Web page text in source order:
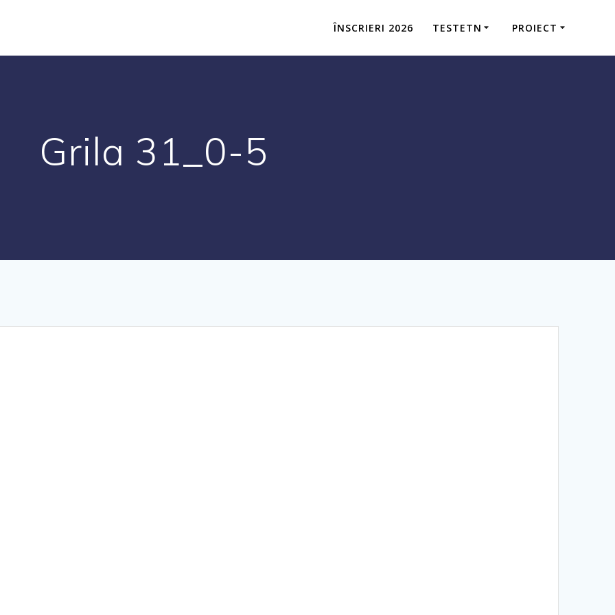
ÎNSCRIERI 2026 TESTETN PROIECT
Grila 31_0-5